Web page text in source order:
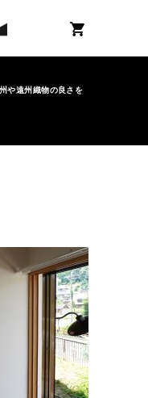
や遠州織物の良さを